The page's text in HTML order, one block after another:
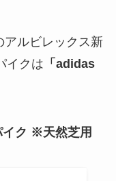
アルビレックス新
イクは 「adidas
イク ※天然芝用